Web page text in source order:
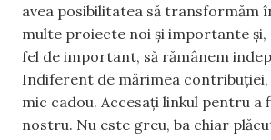
avea posibilitatea să transformăm
multe proiecte noi și importante și,
fel de important, să rămânem
Indiferent de mărimea
mic cadou. Accesați linkul pentru a
nostru. Nu este greu, ba chiar